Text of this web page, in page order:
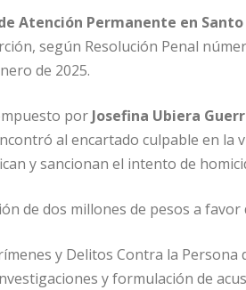
Atención Permanente en
según Resolución Penal
de 2025.
por Josefina Ubiera
al encartado culpable en la
y sancionan el intento de
de dos millones de pesos a favor
y Delitos Contra la Persona
y formulación de